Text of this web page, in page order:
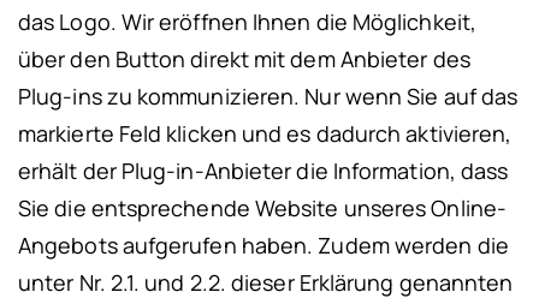
das Logo. Wir eröffnen Ihnen die Möglichkeit,
über den Button direkt mit dem Anbieter des
Plug-ins zu kommunizieren. Nur wenn Sie auf das
markierte Feld klicken und es dadurch aktivieren,
erhält der Plug-in-Anbieter die Information, dass
Sie die entsprechende Website unseres Online-
Angebots aufgerufen haben. Zudem werden die
unter Nr. 2.1. und 2.2. dieser Erklärung genannten